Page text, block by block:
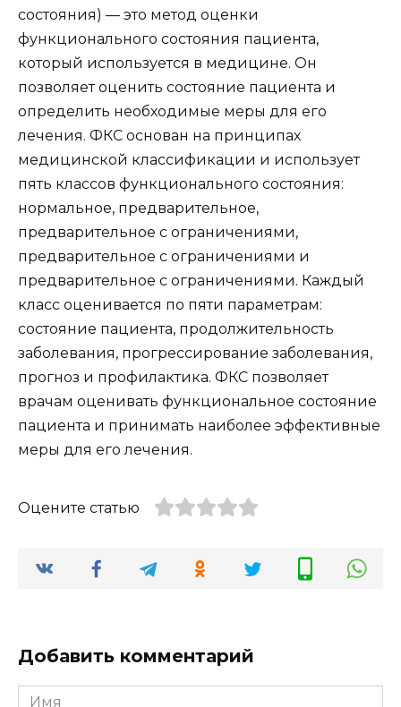
состояния) — это метод оценки
функционального состояния пациента,
который используется в медицине. Он
позволяет оценить состояние пациента и
определить необходимые меры для его
лечения. ФКС основан на принципах
медицинской классификации и использует
пять классов функционального состояния:
нормальное, предварительное,
предварительное с ограничениями,
предварительное с ограничениями и
предварительное с ограничениями. Каждый
класс оценивается по пяти параметрам:
состояние пациента, продолжительность
заболевания, прогрессирование заболевания,
прогноз и профилактика. ФКС позволяет
врачам оценивать функциональное состояние
пациента и принимать наиболее эффективные
меры для его лечения.
Оцените статью
Добавить комментарий
Имя